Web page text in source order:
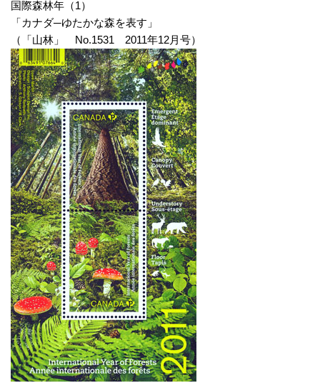
国際森林年（1）
「カナダ─ゆたかな森を表す」
（「山林」 No.1531 2011年12月号）